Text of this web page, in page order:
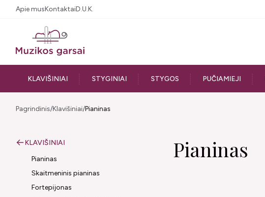
Apie musKontaktaiD.U.K.
KLAVIŠINIAI STYGINIAI STYGOS PUČIAMIEJI
Pagrindinis Klavišiniai Pianinas
KLAVIŠINIAI
Pianinas
Skaitmeninis pianinas
Fortepijonas
Pianinas